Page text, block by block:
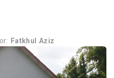
Fatkhul Aziz